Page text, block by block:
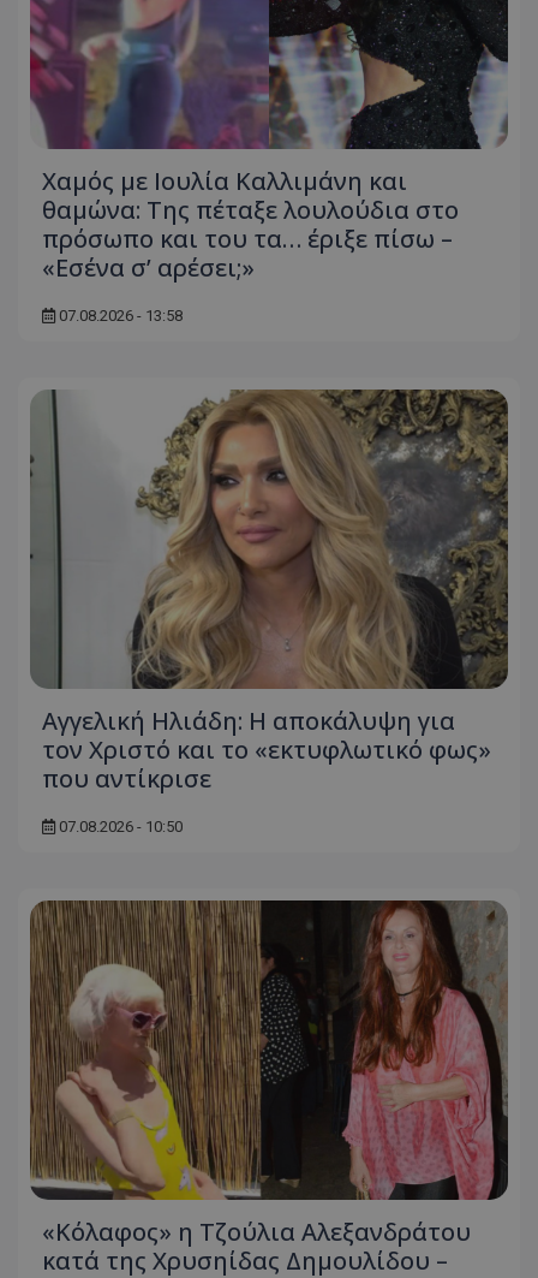
Χαμός με Ιουλία Καλλιμάνη και
θαμώνα: Της πέταξε λουλούδια στο
πρόσωπο και του τα… έριξε πίσω –
«Εσένα σ’ αρέσει;»
07.08.2026 - 13:58
Αγγελική Ηλιάδη: Η αποκάλυψη για
τον Χριστό και το «εκτυφλωτικό φως»
που αντίκρισε
07.08.2026 - 10:50
«Κόλαφος» η Τζούλια Αλεξανδράτου
κατά της Χρυσηίδας Δημουλίδου –